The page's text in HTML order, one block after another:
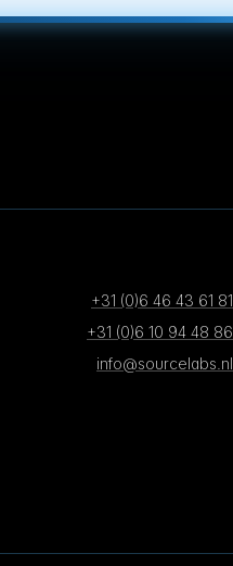
+31 (0)6 46 43 61 81
+31 (0)6 10 94 48 86
info@sourcelabs.nl